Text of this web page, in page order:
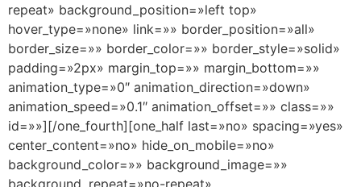
repeat» background_position=»left top»
hover_type=»none» link=»» border_position=»all»
border_size=»» border_color=»» border_style=»solid»
padding=»2px» margin_top=»» margin_bottom=»»
animation_type=»0″ animation_direction=»down»
animation_speed=»0.1″ animation_offset=»» class=»»
id=»»][/one_fourth][one_half last=»no» spacing=»yes»
center_content=»no» hide_on_mobile=»no»
background_color=»» background_image=»»
background_repeat=»no-repeat»